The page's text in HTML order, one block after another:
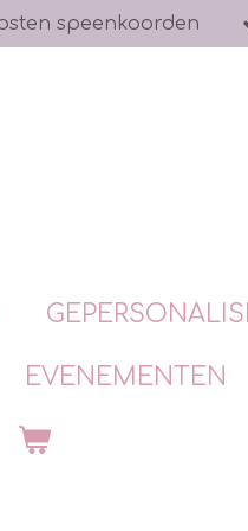
speenkoorden
EVENEMENTEN